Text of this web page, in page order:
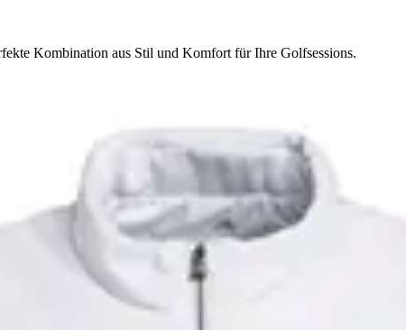
Kombination aus Stil und Komfort für Ihre Golfsessions.